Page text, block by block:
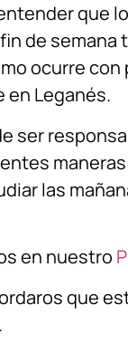
que
de
ocurre
Leganés.
ser
las
en nuestro
que